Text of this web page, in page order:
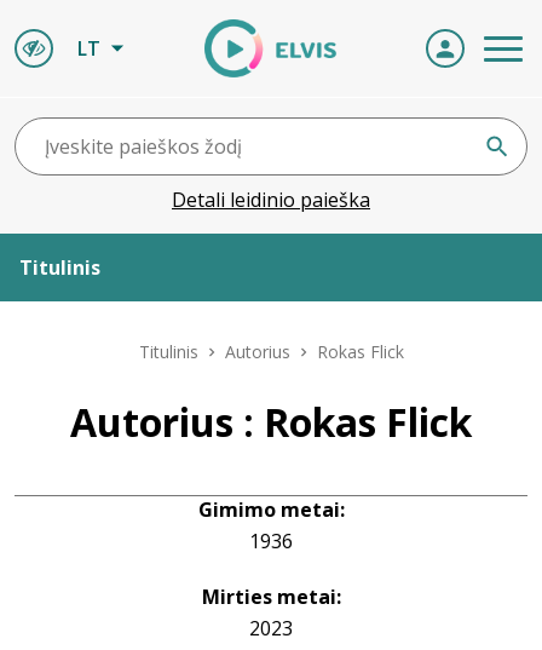
LT
Detali leidinio paieška
Titulinis
Leidiniai
Titulinis Autorius Rokas Flick
Autorius : Rokas Flick
Gimimo metai:
1936
Mirties metai:
2023